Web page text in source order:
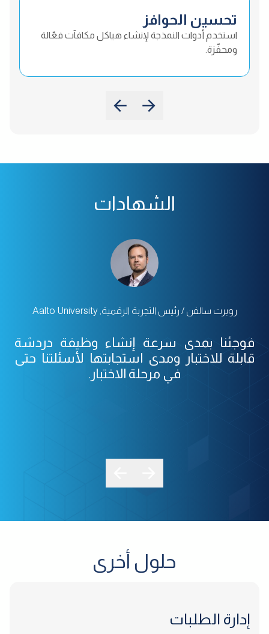
تحسين الحوافز
استخدم أدوات النمذجة لإنشاء هياكل مكافآت فعّالة
ومحفّزة.
الشهادات
روبرت سالفن / رئيس التجربة الرقمية, Aalto University
فوجئنا بمدى سرعة إنشاء وظيفة دردشة
قابلة للاختبار ومدى استجابتها لأسئلتنا حتى
في مرحلة الاختبار.
حلول أخرى
إدارة الطلبات